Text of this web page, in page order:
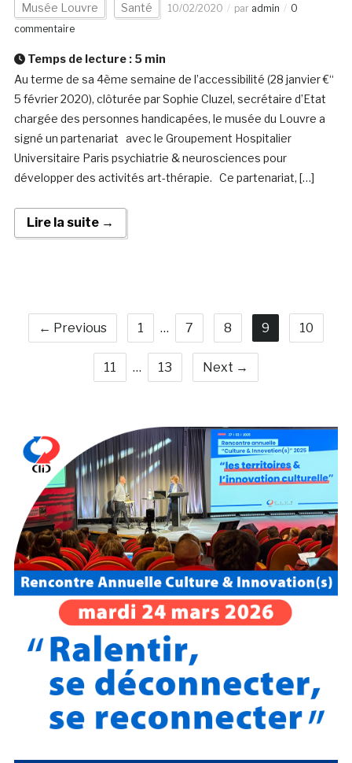
Musée Louvre Santé 10/02/2020 par admin
0
commentaire
Temps de lecture : 5 min
Au terme de sa 4ème semaine de l’accessibilité (28 janvier €“
5 février 2020), clôturée par Sophie Cluzel, secrétaire d’Etat
chargée des personnes handicapées, le musée du Louvre a
signé un partenariat avec le Groupement Hospitalier
Universitaire Paris psychiatrie & neurosciences pour
développer des activités art-thérapie. Ce partenariat, […]
Lire la suite →
← Previous 1 … 7 8 9 10
11 … 13 Next →